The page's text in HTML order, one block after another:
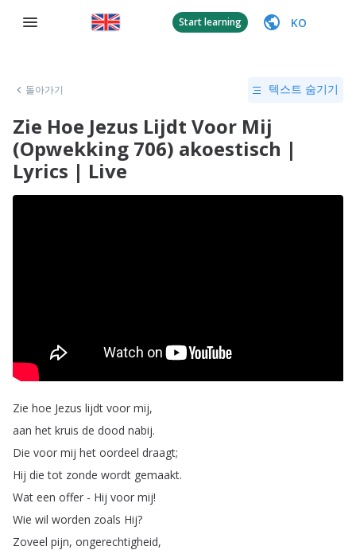
Start learning KO
돌아가기 텍스트 숨기기
Zie Hoe Jezus Lijdt Voor Mij
(Opwekking 706) akoestisch |
Lyrics | Live
Zie hoe Jezus lijdt voor mij,
aan het kruis de dood nabij.
Die voor mij het oordeel draagt;
Hij die tot zonde wordt gemaakt.
Wat een offer - Hij voor mij!
Wie wil worden zoals Hij?
Zoveel pijn, ongerechtigheid,